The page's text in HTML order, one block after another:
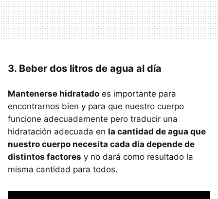
3. Beber dos litros de agua al día
Mantenerse hidratado es importante para
encontrarnos bien y para que nuestro cuerpo
funcione adecuadamente pero traducir una
hidratación adecuada en la cantidad de agua que
nuestro cuerpo necesita cada día depende de
distintos factores y no dará como resultado la
misma cantidad para todos.